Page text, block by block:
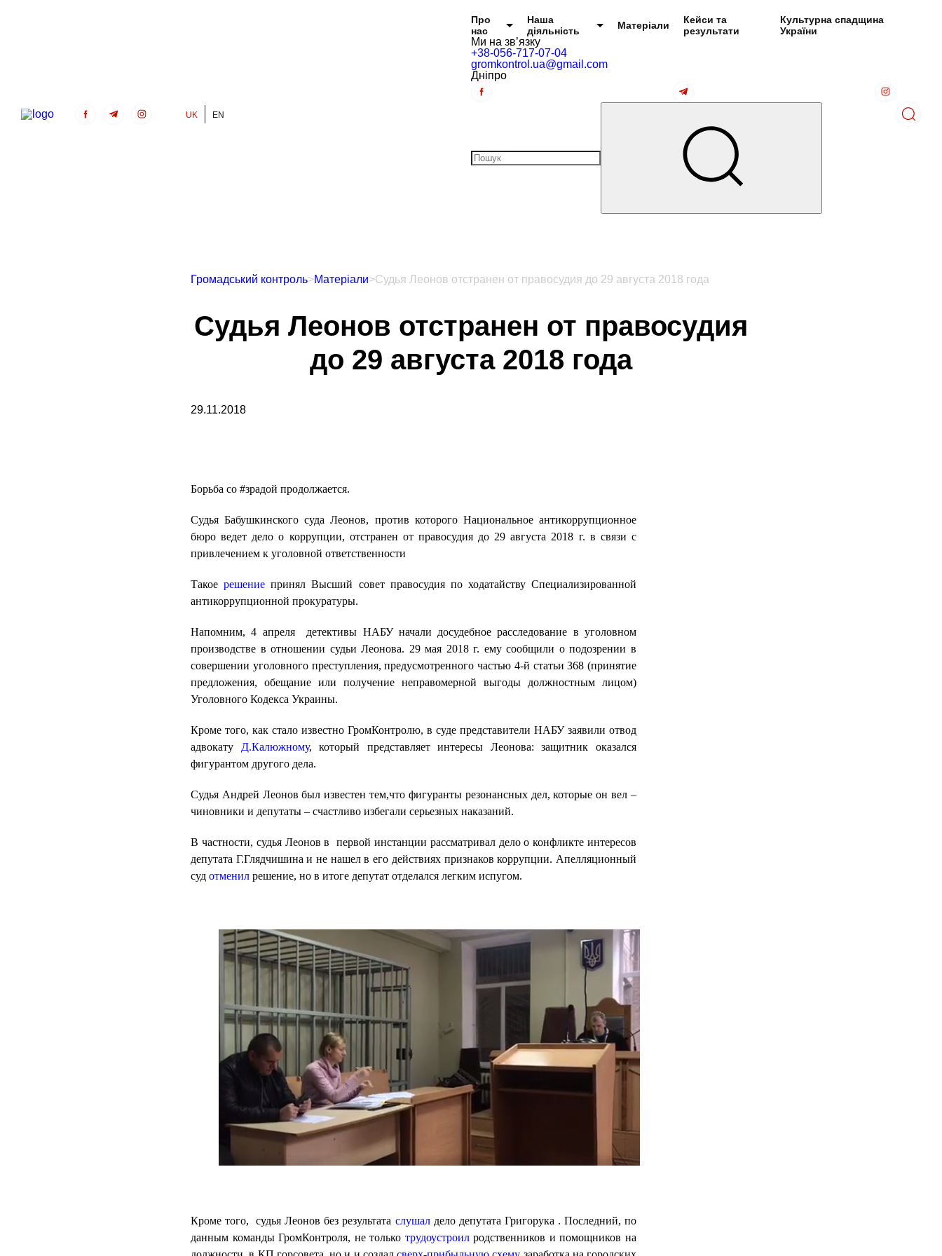
UK EN
Головне меню
Про
нас
Наша
діяльність
Матеріали
Кейси та
результати
Культурна спадщина
України
Ми на зв’язку
+38-056-717-07-04
gromkontrol.ua@gmail.com
Дніпро
Громадський контроль>Матеріали>Судья Леонов отстранен от правосудия до 29 августа 2018 года
Судья Леонов отстранен от правосудия
до 29 августа 2018 года
29.11.2018
Борьба со #зрадой продолжается.
Судья Бабушкинского суда Леонов, против которого Национальное антикоррупционное
бюро ведет дело о коррупции, отстранен от правосудия до 29 августа 2018 г. в связи с
привлечением к уголовной ответственности
Такоерешение принял Высший совет правосудия по ходатайству Специализированной
антикоррупционной прокуратуры.
Напомним, 4 апреля детективы НАБУ начали досудебное расследование в уголовном
производстве в отношении судьи Леонова. 29 мая 2018 г. ему сообщили о подозрении в
совершении уголовного преступления, предусмотренного частью 4-й статьи 368 (принятие
предложения, обещание или получение неправомерной выгоды должностным лицом)
Уголовного Кодекса Украины.
Кроме того, как стало известно ГромКонтролю, в суде представители НАБУ заявили отвод
адвокату Д.Калюжному, который представляет интересы Леонова: защитник оказался
фигурантом другого дела.
Судья Андрей Леонов был известен тем,что фигуранты резонансных дел, которые он вел –
чиновники и депутаты – счастливо избегали серьезных наказаний.
В частности, судья Леонов в первой инстанции рассматривал дело о конфликте интересов
депутата Г.Глядчишина и не нашел в его действиях признаков коррупции. Апелляционный
суд отменил решение, но в итоге депутат отделался легким испугом.
Кроме того, судья Леонов без результата слушал дело депутата Григорука . Последний, по
данным команды ГромКонтроля, не только трудоустроилродственников и помощников на